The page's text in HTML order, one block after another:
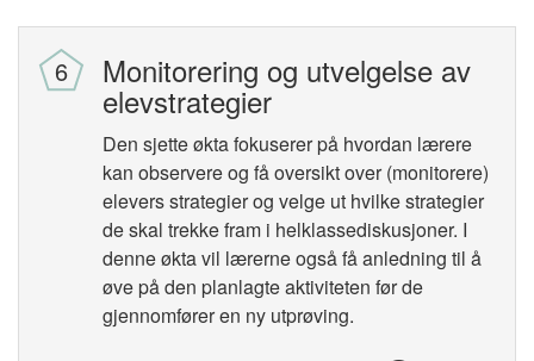
Monitorering og utvelgelse av
elevstrategier
Den sjette økta fokuserer på hvordan lærere
kan observere og få oversikt over (monitorere)
elevers strategier og velge ut hvilke strategier
de skal trekke fram i helklassediskusjoner. I
denne økta vil lærerne også få anledning til å
øve på den planlagte aktiviteten før de
gjennomfører en ny utprøving.